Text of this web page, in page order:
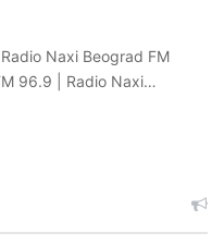
Naxi Beograd FM
96.9 | Radio Naxi…